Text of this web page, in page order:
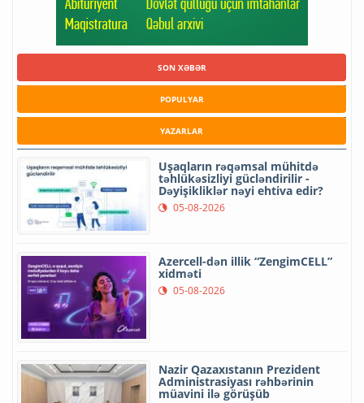
SON XƏBƏR
POPULYAR
YAZARLAR
Uşaqların rəqəmsal mühitdə
təhlükəsizliyi gücləndirilir -
Dəyişikliklər nəyi ehtiva edir?
05-08-2026
Azercell-dən illik “ZengimCELL”
xidməti
05-08-2026
Nazir Qazaxıstanın Prezident
Administrasiyası rəhbərinin
müavini ilə görüşüb